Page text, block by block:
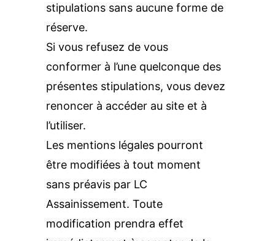
stipulations sans aucune forme de
réserve.
Si vous refusez de vous
conformer à l’une quelconque des
présentes stipulations, vous devez
renoncer à accéder au site et à
l’utiliser.
Les mentions légales pourront
être modifiées à tout moment
sans préavis par LC
Assainissement. Toute
modification prendra effet